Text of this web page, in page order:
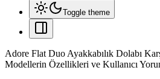
Toggle theme
Adore Flat Duo Ayakkabılık Dolabı
Modellerin Özellikleri ve Kullanıcı